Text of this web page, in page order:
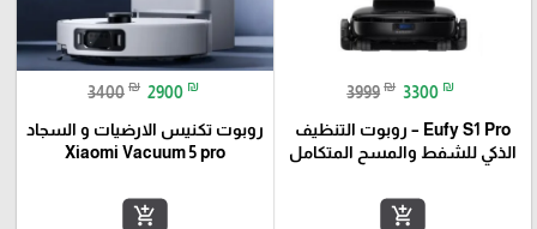
3999 ₪ 3300 ₪
Eufy S1 Pro – روبوت التنظيف
الذكي للشفط والمسح المتكامل
add_shopping_cart
3400 ₪ 2900 ₪
روبوت تكنيس الارضيات و السجاد
Xiaomi Vacuum 5 pro
add_shopping_cart